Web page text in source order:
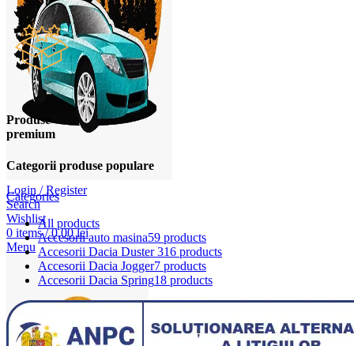
Login / Register
Search
Wishlist
0 items / 0,00lei
Menu
Produse
premium
Categorii produse populare
Categories
All products
Accesorii auto masina59 products
Accesorii Dacia Duster 316 products
Accesorii Dacia Jogger7 products
Accesorii Dacia Spring18 products